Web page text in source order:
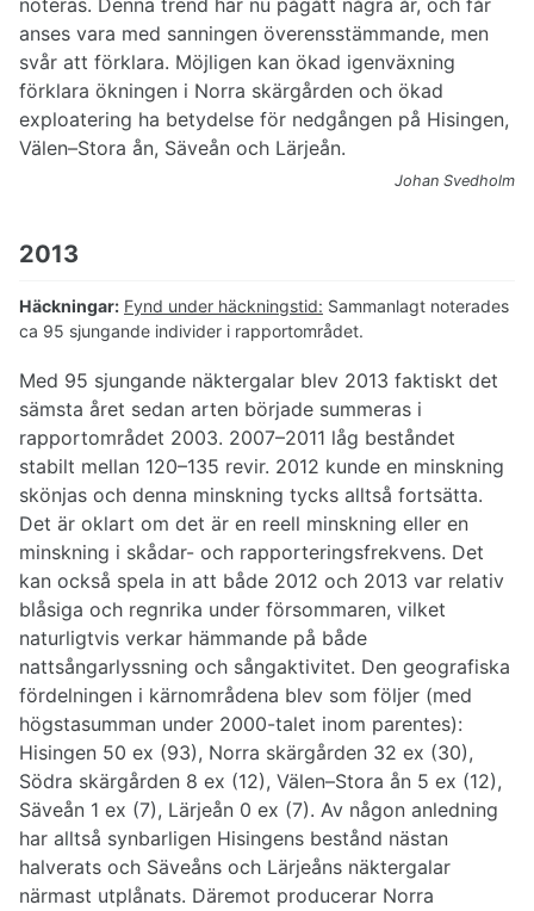
anses vara med sanningen överensstämmande, men
svår att förklara. Möjligen kan ökad igenväxning
förklara ökningen i Norra skärgården och ökad
exploatering ha betydelse för nedgången på Hisingen,
Välen–Stora ån, Säveån och Lärjeån.
Johan Svedholm
2013
Häckningar: Fynd under häckningstid: Sammanlagt noterades
ca 95 sjungande individer i rapportområdet.
Med 95 sjungande näktergalar blev 2013 faktiskt det
sämsta året sedan arten började summeras i
rapportområdet 2003. 2007–2011 låg beståndet
stabilt mellan 120–135 revir. 2012 kunde en minskning
skönjas och denna minskning tycks alltså fortsätta.
Det är oklart om det är en reell minskning eller en
minskning i skådar- och rapporteringsfrekvens. Det
kan också spela in att både 2012 och 2013 var relativ
blåsiga och regnrika under försommaren, vilket
naturligtvis verkar hämmande på både
nattsångarlyssning och sångaktivitet. Den geografiska
fördelningen i kärnområdena blev som följer (med
högstasumman under 2000-talet inom parentes):
Hisingen 50 ex (93), Norra skärgården 32 ex (30),
Södra skärgården 8 ex (12), Välen–Stora ån 5 ex (12),
Säveån 1 ex (7), Lärjeån 0 ex (7). Av någon anledning
har alltså synbarligen Hisingens bestånd nästan
halverats och Säveåns och Lärjeåns näktergalar
närmast utplånats. Däremot producerar Norra